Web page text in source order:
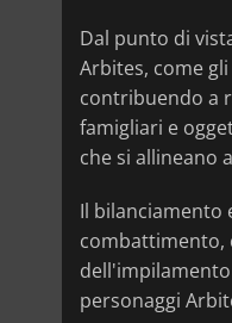
Dal punto di
Arbites, come
contribuendo a
famigliari e
che si allineano
Il bilanciamento
combattimento,
personaggi